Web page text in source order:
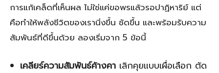
การแก้เคล็ดที่เห็นผล ไม่ใช่แค่ขอพรแล้วรอปาฏิหาริย์ แต่
คือทำให้พลังชีวิตของเรานิ่งขึ้น ชัดขึ้น และพร้อมรับความ
สัมพันธ์ที่ดีขึ้นด้วย ลองเริ่มจาก 5 ข้อนี้
เคลียร์ความสัมพันธ์ค้างคา เลิกคุยแบบเผื่อเลือก ตัด